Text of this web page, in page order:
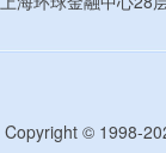
Copyright © 1998-